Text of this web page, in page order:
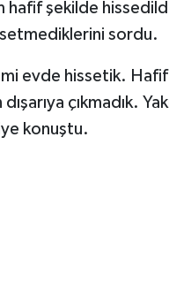
şekilde
sordu.
evde hissetik.
çıkmadık.
konuştu.